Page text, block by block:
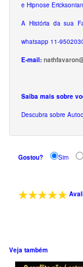
e Hipnose
A História da sua
whatsapp 11-
E-mail:
Saiba mais sobre
Descubra sobre
Gostou? Sim
Veja também